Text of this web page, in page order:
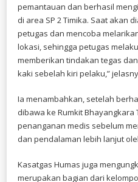
pemantauan dan berhasil
di area SP 2 Timika. Saat akan
petugas dan mencoba
lokasi, sehingga petugas
memberikan tindakan tegas
kaki sebelah kiri pelaku,”
Ia menambahkan, setelah
dibawa ke Rumkit
penanganan medis sebelum
dan pendalaman lebih lanjut
Kasatgas Humas juga
merupakan bagian dari